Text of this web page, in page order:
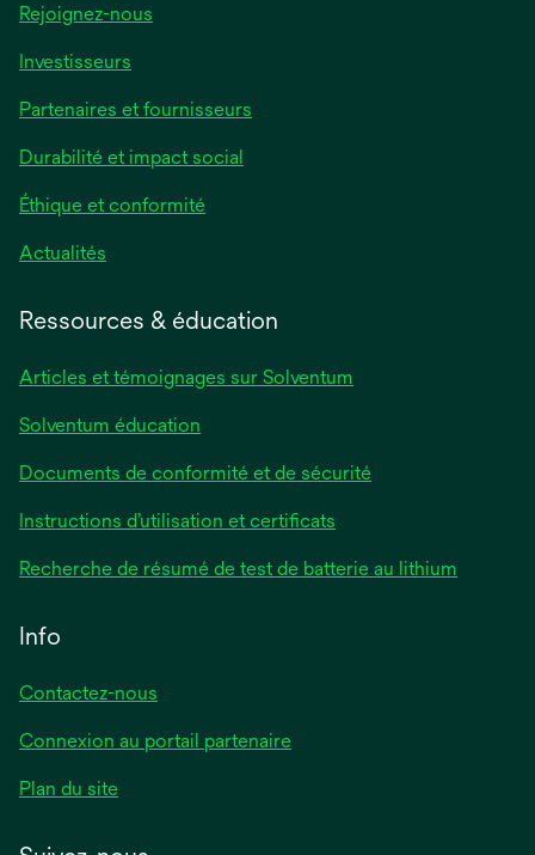
Rejoignez-nous
Investisseurs
Partenaires et fournisseurs
Durabilité et impact social
Éthique et conformité
Actualités
Ressources & éducation
Articles et témoignages sur Solventum
Solventum éducation
Documents de conformité et de sécurité
Instructions d’utilisation et certificats
Recherche de résumé de test de batterie au lithium
Info
Contactez-nous
Connexion au portail partenaire
Plan du site